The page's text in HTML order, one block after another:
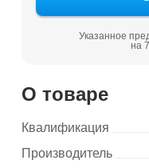
Указанное
на
О товаре
Квалификация
Производитель